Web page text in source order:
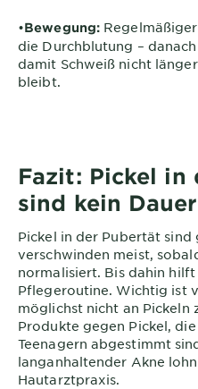
•Bewegung: Regelmäßiger
die Durchblutung –
damit Schweiß nicht
bleibt.
Fazit: Pickel in
sind kein
Pickel in der Pubertät sind
verschwinden meist,
normalisiert. Bis dahin
Pflegeroutine. Wichtig ist
möglichst nicht an Pickeln
Produkte gegen Pickel,
Teenagern abgestimmt
langanhaltender Akne
Hautarztpraxis.